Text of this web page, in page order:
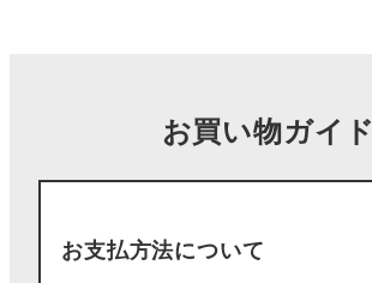
お買い物ガイド
お支払方法について